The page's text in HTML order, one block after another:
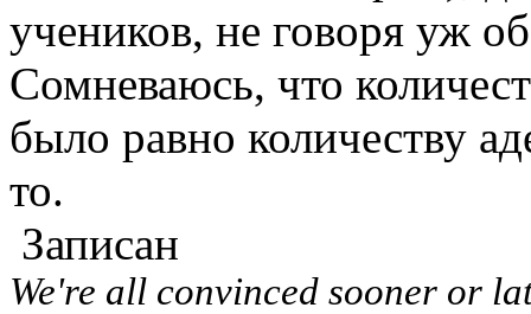
учеников, не говоря уж
Сомневаюсь, что
было равно количеству
то.
Записан
We're all convinced sooner or